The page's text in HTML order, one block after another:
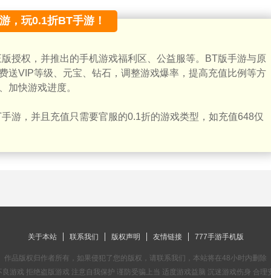
，玩0.1折BT手游！
授权，并推出的手机游戏福利区、公益服等。BT版手游与原
送VIP等级、元宝、钻石，调整游戏爆率，提高充值比例等方
加快游戏进度。
游，并且充值只需要官服的0.1折的游戏类型，如充值648仅
关于本站 联系我们 版权声明 友情链接 777手游手机版
作品版权归作者所有，如果侵犯了您的版权，请联系我们，本站将在48小时内删除
游戏 拒绝盗版游戏 注意自我保护 谨防受骗上当 适度游戏益脑 沉迷游戏伤身 合理